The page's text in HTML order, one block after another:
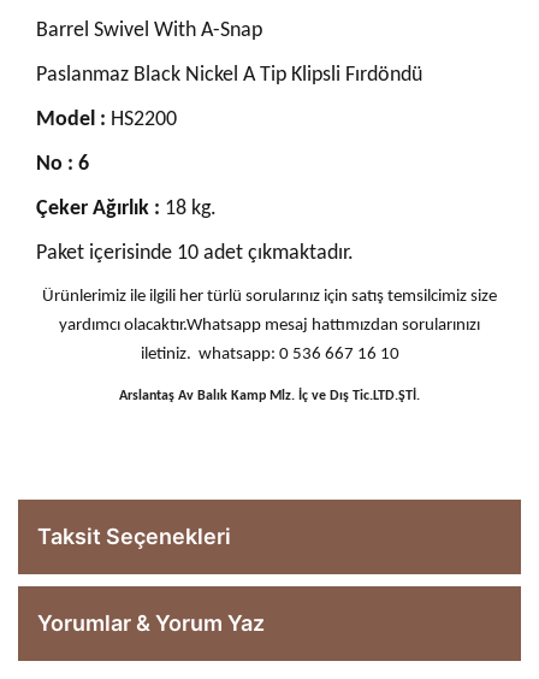
Barrel Swivel With A-Snap
Paslanmaz Black Nickel A Tip Klipsli Fırdöndü
Model : HS2200
No : 6
Çeker Ağırlık : 18 kg.
Paket içerisinde 10 adet çıkmaktadır.
Ürünlerimiz ile ilgili her türlü sorularınız için satış temsilcimiz size
yardımcı olacaktır.Whatsapp mesaj hattımızdan sorularınızı
iletiniz. whatsapp: 0 536 667 16 10
Arslantaş Av Balık Kamp Mlz. İç ve Dış Tic.LTD.ŞTİ.
Taksit Seçenekleri
Yorumlar & Yorum Yaz